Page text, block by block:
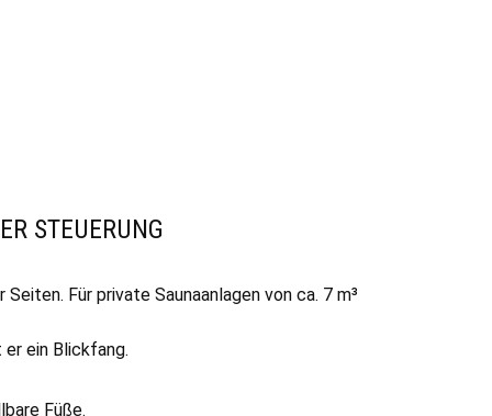
STEUERUNG
Für private Saunaanlagen von ca. 7 m³
ein Blickfang.
Füße.